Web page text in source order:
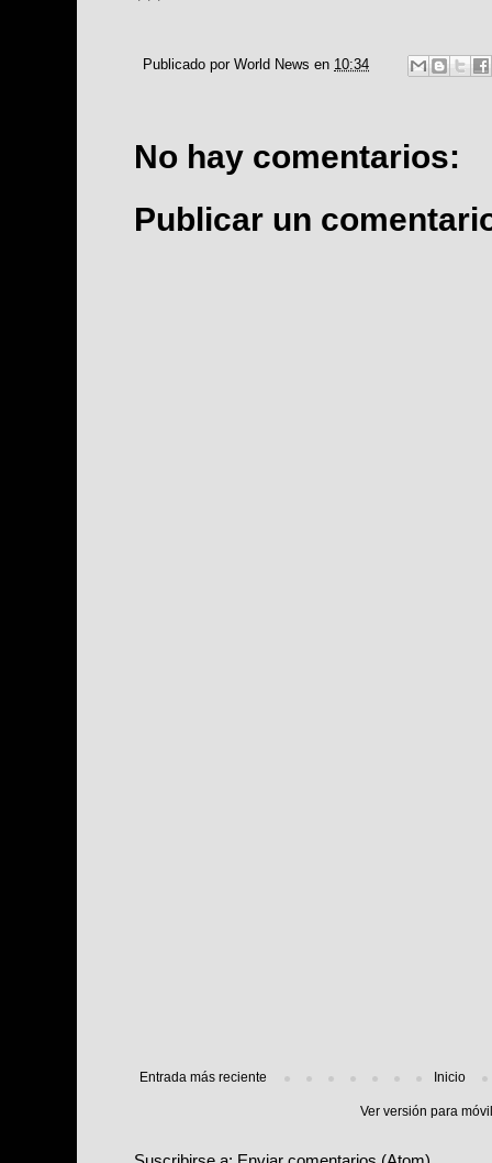
Publicado por World News en 10:34
No hay comentarios:
Publicar un
Entrada más reciente Inicio
Ver versión para